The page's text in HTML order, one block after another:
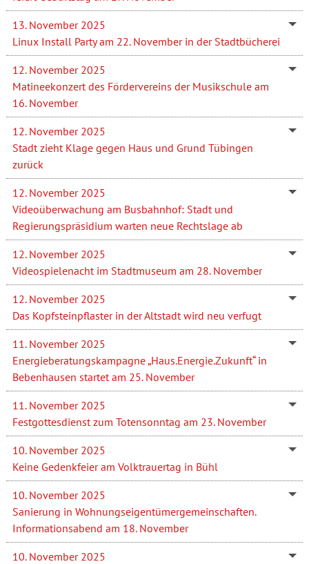
13. November 2025
Linux Install Party am 22. November in der Stadtbücherei
12. November 2025
Matineekonzert des Fördervereins der Musikschule am
16. November
12. November 2025
Stadt zieht Klage gegen Haus und Grund Tübingen
zurück
12. November 2025
Videoüberwachung am Busbahnhof: Stadt und
Regierungspräsidium warten neue Rechtslage ab
12. November 2025
Videospielenacht im Stadtmuseum am 28. November
12. November 2025
Das Kopfsteinpflaster in der Altstadt wird neu verfugt
11. November 2025
Energieberatungskampagne „Haus.Energie.Zukunft“ in
Bebenhausen startet am 25. November
11. November 2025
Festgottesdienst zum Totensonntag am 23. November
10. November 2025
Keine Gedenkfeier am Volktrauertag in Bühl
10. November 2025
Sanierung in Wohnungseigentümergemeinschaften.
Informationsabend am 18. November
10. November 2025